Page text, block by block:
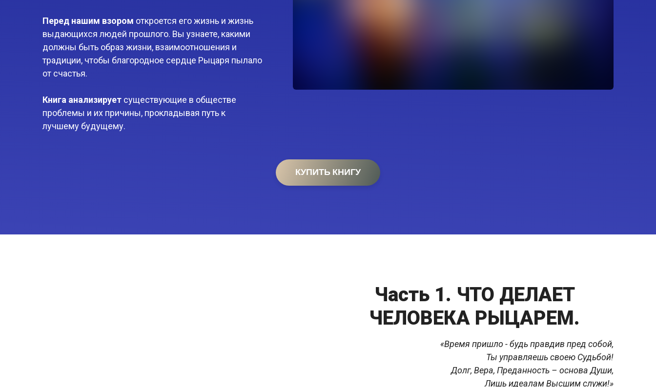
Перед нашим взором откроется его жизнь и жизнь
выдающихся людей прошлого. Вы узнаете, какими
должны быть образ жизни, взаимоотношения и
традиции, чтобы благородное сердце Рыцаря пылало
от счастья.
Книга анализирует существующие в обществе
проблемы и их причины, прокладывая путь к
лучшему будущему.
КУПИТЬ КНИГУ
Часть 1. ЧТО ДЕЛАЕТ
ЧЕЛОВЕКА РЫЦАРЕМ.
«Время пришло - будь правдив пред собой,
Ты управляешь своею Судьбой!
Долг, Вера, Преданность – основа Души,
Лишь идеалам Высшим служи!»